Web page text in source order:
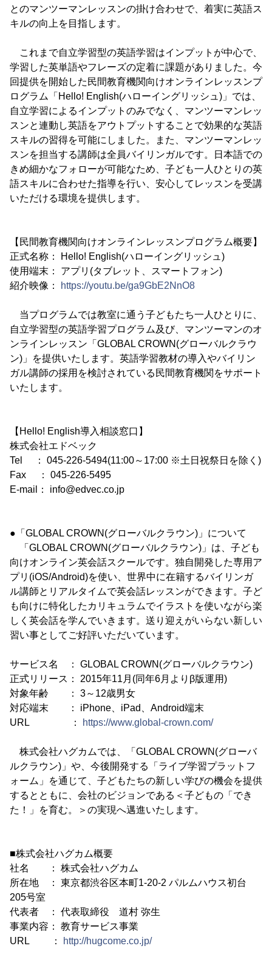
とのマンツーマンレッスンの掛け合わせで、着実に英語ス
キルの向上を目指します。
これまで自立学習型の英語学習はインプットが中心で、
学習した英単語やフレーズの定着に課題がありました。今
回提供を開始した民間教育機関向けオンラインレッスンプ
ログラム「Hello! English(ハローイングリッシュ)」では、
自立学習によるインプットのみでなく、マンツーマンレッ
スンと連動し英語をアウトプットすることで効果的な英語
スキルの習得を可能にしました。また、マンツーマンレッ
スンを担当する講師は全員バイリンガルです。日本語での
きめ細かなフォローが可能なため、子ども一人ひとりの英
語スキルに合わせた指導を行い、安心してレッスンを受講
いただける環境を提供します。
【民間教育機関向けオンラインレッスンプログラム概要】
正式名称： Hello! English(ハローイングリッシュ)
使用端末： アプリ(タブレット、スマートフォン)
紹介映像：
https://youtu.be/ga9GbE2NnO8
当プログラムでは教室に通う子どもたち一人ひとりに、
自立学習型の英語学習プログラム及び、マンツーマンのオ
ンラインレッスン「GLOBAL CROWN(グローバルクラウ
ン)」を提供いたします。英語学習教材の導入やバイリン
ガル講師の採用を検討されている民間教育機関をサポート
いたします。
【Hello! English導入相談窓口】
株式会社エドベック
Tel ： 045-226-5494(11:00～17:00 ※土日祝祭日を除く)
Fax ： 045-226-5495
E-mail： info@edvec.co.jp
●「GLOBAL CROWN(グローバルクラウン)」について
「GLOBAL CROWN(グローバルクラウン)」は、子ども
向けオンライン英会話スクールです。独自開発した専用ア
プリ(iOS/Android)を使い、世界中に在籍するバイリンガ
ル講師とリアルタイムで英会話レッスンができます。子ど
も向けに特化したカリキュラムでイラストを使いながら楽
しく英会話を学んでいきます。送り迎えがいらない新しい
習い事としてご好評いただいています。
サービス名 ： GLOBAL CROWN(グローバルクラウン)
正式リリース： 2015年11月(同年6月よりβ版運用)
対象年齢 ： 3～12歳男女
対応端末 ： iPhone、iPad、Android端末
URL ：
https://www.global-crown.com/
株式会社ハグカムでは、「GLOBAL CROWN(グローバ
ルクラウン)」や、今後開発する「ライブ学習プラットフ
ォーム」を通じて、子どもたちの新しい学びの機会を提供
するとともに、会社のビジョンである＜子どもの「でき
た！」を育む。＞の実現へ邁進いたします。
■株式会社ハグカム概要
社名 ： 株式会社ハグカム
所在地 ： 東京都渋谷区本町1-20-2 パルムハウス初台
205号室
代表者 ： 代表取締役 道村 弥生
事業内容： 教育サービス事業
URL ：
http://hugcome.co.jp/